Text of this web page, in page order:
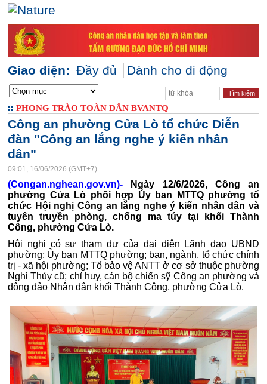
Giao diện: Đầy đủ Dành cho di động
PHONG TRÀO TOÀN DÂN BVANTQ
Công an phường Cửa Lò tổ chức Diễn
đàn "Công an lắng nghe ý kiến nhân
dân"
09:01, 16/06/2026 (GMT+7)
(Congan.nghean.gov.vn)-
Ngày 12/6/2026, Công an
phường Cửa Lò phối hợp Ủy ban MTTQ phường tổ
chức Hội nghị Công an lắng nghe ý kiến nhân dân và
tuyên truyền phòng, chống ma túy tại khối Thành
Công, phường Cửa Lò.
Hội nghị có sự tham dự của đại diện Lãnh đạo UBND
phường; Ủy ban MTTQ phường; ban, ngành, tổ chức chính
trị - xã hội phường; Tổ bảo vệ ANTT ở cơ sở thuộc phường
Nghi Thủy cũ; chỉ huy, cán bộ chiến sỹ Công an phường và
đông đảo Nhân dân khối Thành Công, phường Cửa Lò.